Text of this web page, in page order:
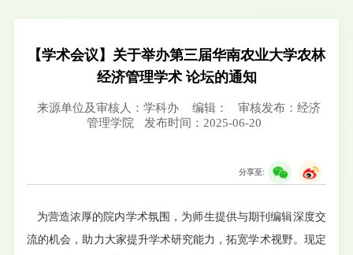
【学术会议】关于举办第三届华南农业大学农林
经济管理学术 论坛的通知
来源单位及审核人：学科办 编辑：
审核发布：经济
管理学院
发布时间：2025-06-20
分享至:
为营造浓厚的院内学术氛围，为师生提供与期刊编辑深度交
流的机会，助力大家提升学术研究能力，拓宽学术视野。现定